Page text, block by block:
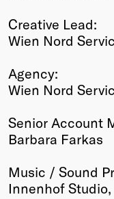
Creative Lead:
Wien Nord
Agency:
Wien Nord
Senior Account
Barbara Farkas
Music / Sound
Innenhof